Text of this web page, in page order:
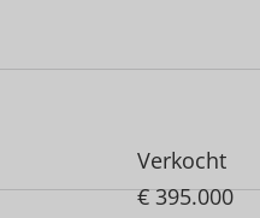
Verkocht
€ 395.000